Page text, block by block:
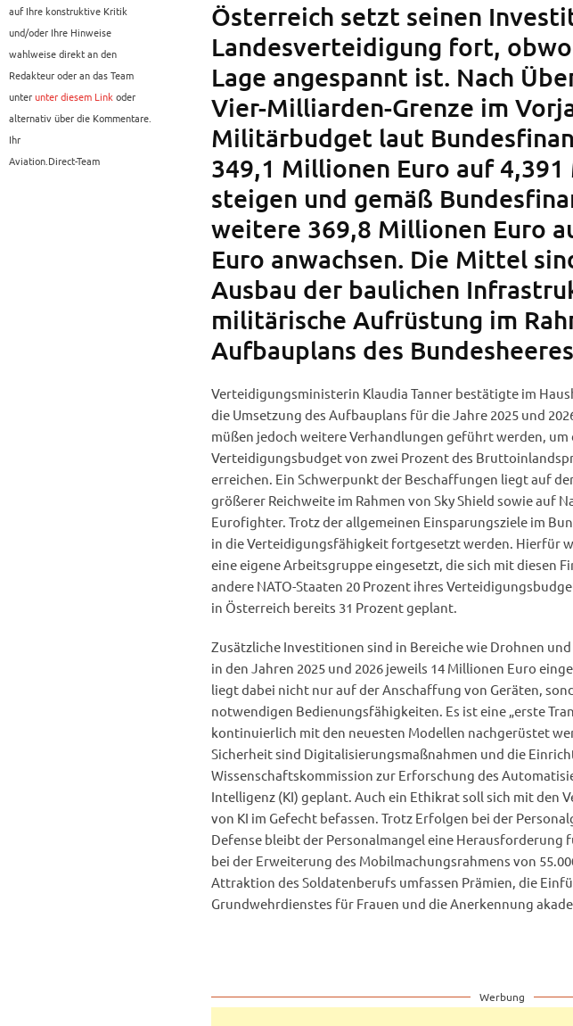
auf Ihre konstruktive Kritik
und/oder Ihre Hinweise
wahlweise direkt an den
Redakteur oder an das Team
unterunter diesem Linkoder
alternativ über die Kommentare.
Ihr
Aviation.Direct-Team
Österreich setzt seinen
Landesverteidigung fort,
Lage angespannt ist. Nach
Vier-Milliarden-Grenze im
Militärbudget laut
349,1 Millionen Euro auf
steigen und gemäß
weitere 369,8 Millionen Euro
Euro anwachsen. Die Mittel
Ausbau der baulichen
militärische Aufrüstung im
Aufbauplans des
Verteidigungsministerin Klaudia Tanner bestätigte im
die Umsetzung des Aufbauplans für die Jahre 2025 und
müßen jedoch weitere Verhandlungen geführt werden, um
Verteidigungsbudget von zwei Prozent des
erreichen. Ein Schwerpunkt der Beschaffungen liegt auf
größerer Reichweite im Rahmen von Sky Shield sowie auf
Eurofighter. Trotz der allgemeinen Einsparungsziele im
in die Verteidigungsfähigkeit fortgesetzt werden. Hierfür
eine eigene Arbeitsgruppe eingesetzt, die sich mit diesen
andere NATO-Staaten 20 Prozent ihres
in Österreich bereits 31 Prozent geplant.
Zusätzliche Investitionen sind in Bereiche wie Drohnen
in den Jahren 2025 und 2026 jeweils 14 Millionen Euro
liegt dabei nicht nur auf der Anschaffung von Geräten,
notwendigen Bedienungsfähigkeiten. Es ist eine „erste
kontinuierlich mit den neuesten Modellen nachgerüstet
Sicherheit sind Digitalisierungsmaßnahmen und die
Wissenschaftskommission zur Erforschung des
Intelligenz (KI) geplant. Auch ein Ethikrat soll sich mit den
von KI im Gefecht befassen. Trotz Erfolgen bei der
Defense bleibt der Personalmangel eine Herausforderung
bei der Erweiterung des Mobilmachungsrahmens von
Attraktion des Soldatenberufs umfassen Prämien, die
Grundwehrdienstes für Frauen und die Anerkennung
Werbung